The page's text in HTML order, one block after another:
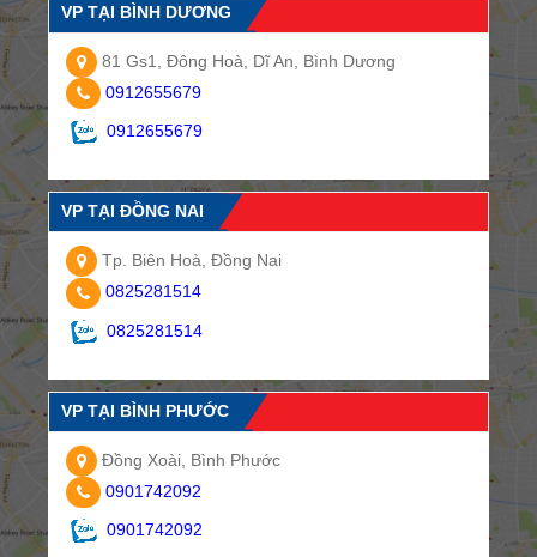
VP TẠI BÌNH DƯƠNG
81 Gs1, Đông Hoà, Dĩ An, Bình Dương
0912655679
0912655679
VP TẠI ĐỒNG NAI
Tp. Biên Hoà, Đồng Nai
0825281514
0825281514
VP TẠI BÌNH PHƯỚC
Đồng Xoài, Bình Phước
0901742092
0901742092